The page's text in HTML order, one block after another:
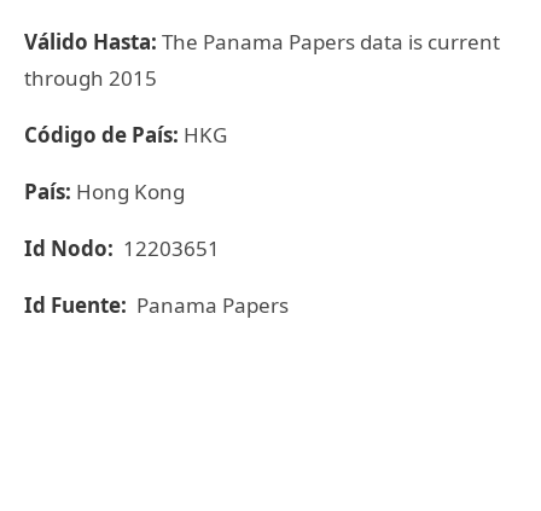
Válido Hasta: The Panama Papers data is current
through 2015
Código de País: HKG
País: Hong Kong
Id Nodo: 12203651
Id Fuente: Panama Papers